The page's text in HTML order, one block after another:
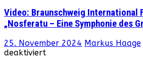
Video: Braunschweig International
„Nosferatu – Eine Symphonie des
25. November 2024 Markus Haage
deaktiviertfür